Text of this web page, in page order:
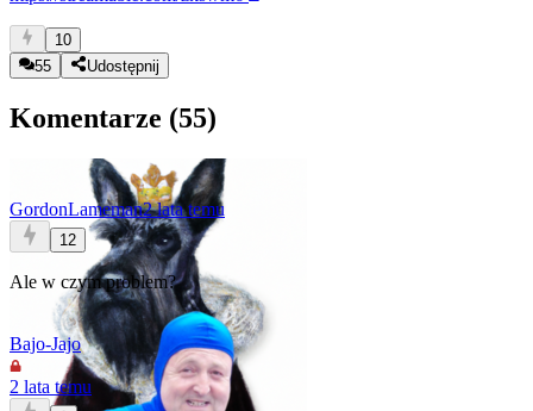
10
55
Udostępnij
Komentarze (55)
GordonLameman2 lata temu
12
Ale w czym problem?
Bajo-Jajo
2 lata temu